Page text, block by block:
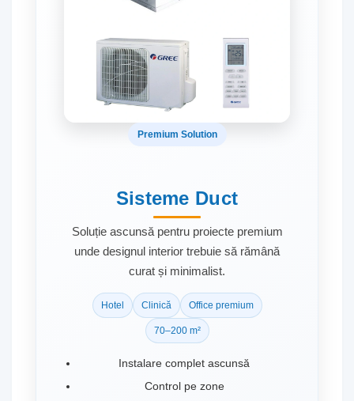
Premium Solution
Sisteme Duct
Soluție ascunsă pentru proiecte premium
unde designul interior trebuie să rămână
curat și minimalist.
Hotel Clinică Office premium
70–200 m²
Instalare complet ascunsă
Control pe zone